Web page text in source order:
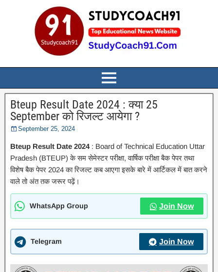
Bteup Result Date 2024 : क्या 25
September को रिजल्ट आयेगा ?
September 25, 2024
Bteup Result Date 2024: Board of Technical Education Uttar
Pradesh (BTEUP) के सम सेमेस्टर परीक्षा, वार्षिक परीक्षा बैक पेपर तथा
विशेष बैक पेपर 2024 का रिजल्ट कब आएगा इसके बारे में आर्टिकल में बात करने
वाले तो अंत तक जरूर पढ़ें।
WhatsApp Group Join Now
Telegram Join Now